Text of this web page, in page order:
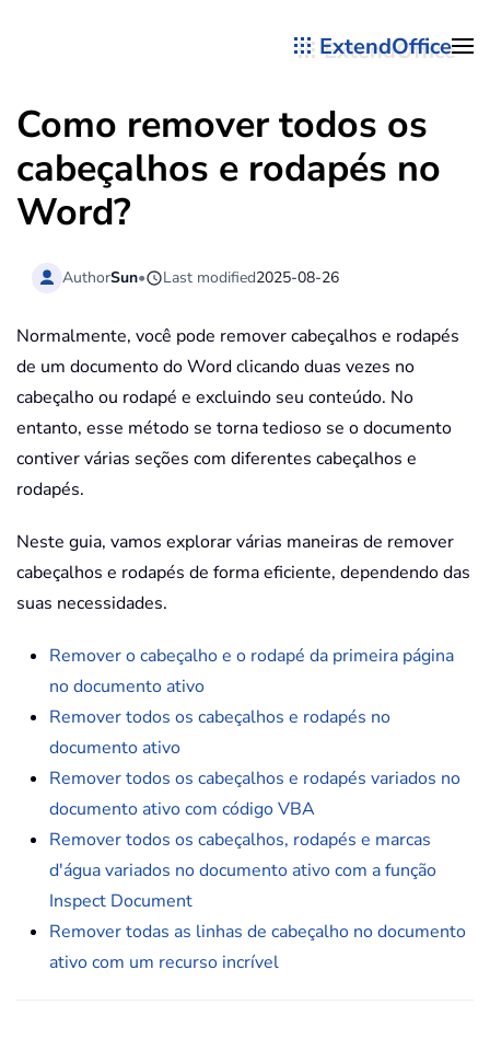
ExtendOffice
Como remover todos os
cabeçalhos e rodapés no
Word?
AuthorSun• Last modified2025-08-26
Normalmente, você pode remover cabeçalhos e rodapés
de um documento do Word clicando duas vezes no
cabeçalho ou rodapé e excluindo seu conteúdo. No
entanto, esse método se torna tedioso se o documento
contiver várias seções com diferentes cabeçalhos e
rodapés.
Neste guia, vamos explorar várias maneiras de remover
cabeçalhos e rodapés de forma eficiente, dependendo das
suas necessidades.
Remover o cabeçalho e o rodapé da primeira página
no documento ativo
Remover todos os cabeçalhos e rodapés no
documento ativo
Remover todos os cabeçalhos e rodapés variados no
documento ativo com código VBA
Remover todos os cabeçalhos, rodapés e marcas
d'água variados no documento ativo com a função
Inspect Document
Remover todas as linhas de cabeçalho no documento
ativo com um recurso incrível